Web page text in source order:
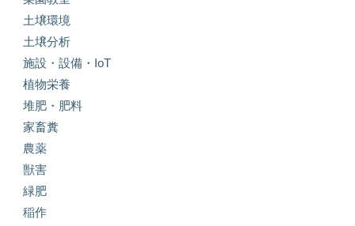
土壌環境
土壌分析
施設・設備・IoT
植物栄養
堆肥・肥料
家畜糞
農薬
獣害
緑肥
稲作